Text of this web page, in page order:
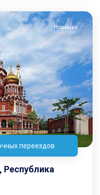
Новинка
переездов